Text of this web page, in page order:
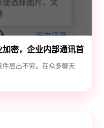
密，企业内部通讯首
层出不穷。在众多聊天